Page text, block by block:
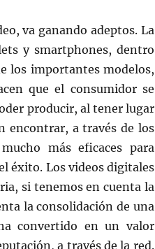
va ganando adeptos. La
y smartphones, dentro
los importantes modelos,
que el consumidor se
producir, al tener lugar
encontrar, a través de los
más eficaces para
éxito. Los videos digitales
si tenemos en cuenta la
la consolidación de una
convertido en un valor
a través de la red.